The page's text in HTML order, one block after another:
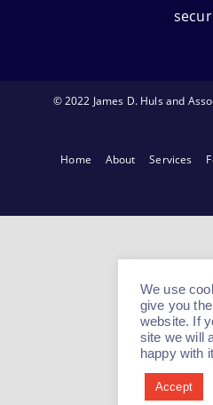
© 2022 James D. Huls and
Home About Services
We use
give you
website. If
site we will
happy with
Accept